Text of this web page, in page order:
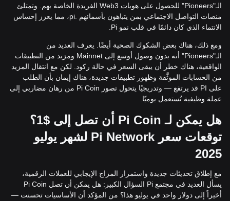
الـ"Pioneers" للحصول على هويات Web3 الفريدة الخاصة بهم. وتمتلئ
منصات التواصل الاجتماعي بمن يتباهون بأسمائهم .pi، مما يعزز إحساس
الانتماء الذي كان دائمًا في قلب نمو Pi.
ومع ذلك، هناك بعض الشكوك الصحية أيضًا. يعرف العديد من
الـ"Pioneers" أنه بدون وصول أوسع إلى Mainnet ومزيد من التطبيقات
الواقعية، هناك خطر أن يبقى السعر في حالة ركود. لكن مع انتقال المزيد
من الحسابات الموثَّقة وظهور تطبيقات جديدة، هناك إيمان بأن الطلب
على PI قد يرتفع — وتدريجيًا يتحول تصور Pi Coin من رهان مضاربي إلى
عملة وظيفية تُستعمل يوميًا.
هل يمكن لـ Pi Coin أن تصل إلى $1؟
توقعات سعر Pi Network لشهر يوليو
2025
مع إطلاق تحديثات جديدة واستمرار المزاج الإيجابي للعملات الرقمية،
يسأل العديد في مجتمع Pi السؤال الكبير: هل يمكن أن تصل Pi Coin
أخيراً إلى دولار واحد في يوليو هذا؟ من المؤكد أن الأساسيات تحسنت —